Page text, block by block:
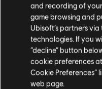
Você vai receber uma
determinada pelo
seus relatos. A
entregue à sua conta no
de Testes da temporada
RECOMPENSAS
and recording of
game browsing and
Ubisoft’s partners
technologies. If you
“decline” button
cookie preferences
Cookie Preferences”
web page.